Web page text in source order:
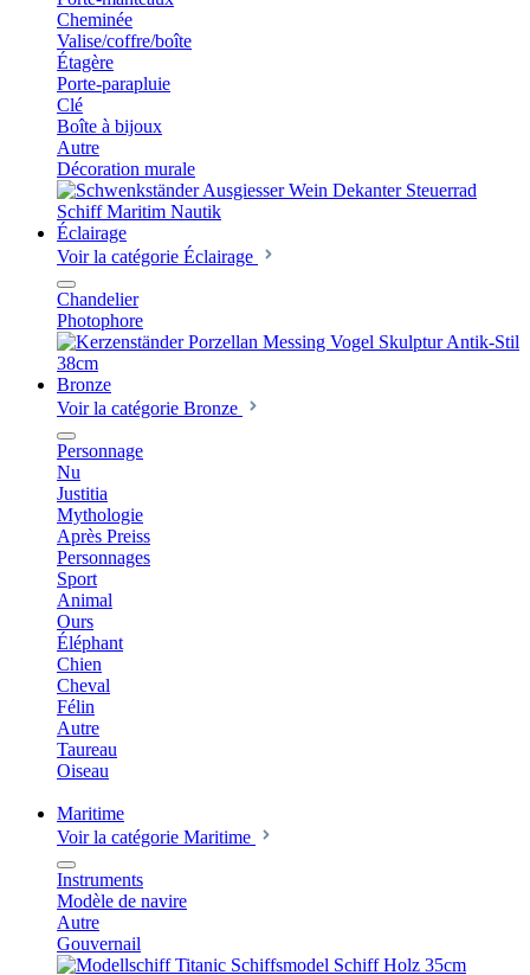
Cheminée
Valise/coffre/boîte
Étagère
Porte-parapluie
Clé
Boîte à bijoux
Autre
Décoration murale
Éclairage
Voir la catégorie Éclairage
Chandelier
Photophore
Bronze
Voir la catégorie Bronze
Personnage
Nu
Justitia
Mythologie
Après Preiss
Personnages
Sport
Animal
Ours
Éléphant
Chien
Cheval
Félin
Autre
Taureau
Oiseau
Maritime
Voir la catégorie Maritime
Instruments
Modèle de navire
Autre
Gouvernail